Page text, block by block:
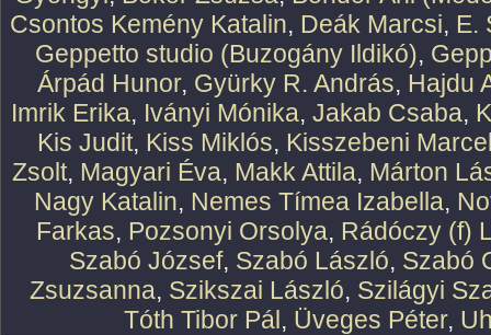
Csontos Kemény Katalin, Deák Marcsi, E.
Geppetto studio (Buzogány Ildikó),
Árpád Hunor, Gyürky R. András, Hajdu
Imrik Erika, Iványi Mónika, Jakab Csaba,
Kis Judit, Kiss Miklós, Kisszebeni
Zsolt, Magyari Éva, Makk Attila, Márton
Nagy Katalin, Nemes Tímea Izabella,
Farkas, Pozsonyi Orsolya, Rádóczy (f)
Szabó József, Szabó László, Szabó
Zsuzsanna, Szikszai László, Szilágyi
Tóth Tibor Pál, Üveges Péter,